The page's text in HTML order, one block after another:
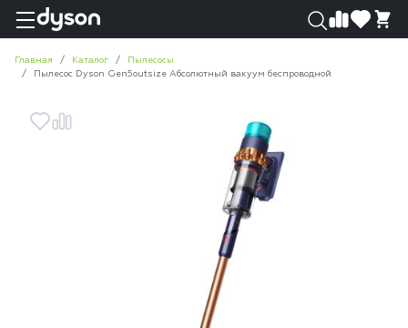
Главная Каталог
Пылесосы
Пылесос Dyson Gen5outsize Абсолютный вакуум беспроводной